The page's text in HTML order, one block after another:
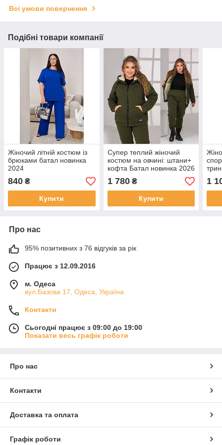
Всі умови повернення
Подібні товари компанії
Жіночий літній костюм із
брюками батал новинка
2024
840 ₴
Купити
Супер теплий жіночий
костюм на овчині: штани+
кофта Батал новинка 2026
1 780₴
Купити
1
Про нас
95% позитивних з 76 відгуків за рік
Працює з 12.09.2016
м. Одеса
вул.Базова 17, Одеса, Україна
Контакти
Сьогодні працює з 09:00 до 19:00
Показати весь графік роботи
Про нас
Контакти
Доставка та оплата
Графік роботи